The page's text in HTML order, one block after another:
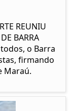
REUNIU
BARRA
o Barra
firmando
Maraú.